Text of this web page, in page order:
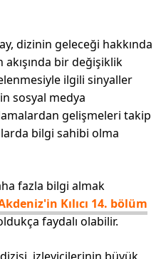
dizinin geleceği hakkında
akışında bir değişiklik
ilgili sinyaller
sosyal medya
gelişmeleri takip
bilgi sahibi olma
fazla bilgi almak
Kılıcı 14. bölüm
faydalı olabilir.